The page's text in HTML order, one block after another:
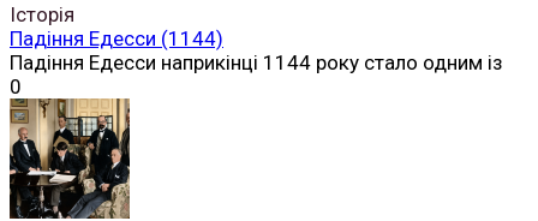
Історія
Падіння Едесси (1144)
Падіння Едесси наприкінці 1144 року стало одним із
0